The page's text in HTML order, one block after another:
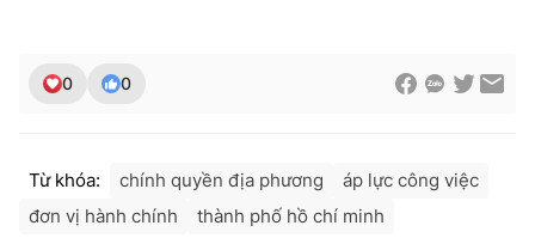
0 0
Từ khóa: chính quyền địa phương
áp lực công việc
đơn vị hành chính
thành phố hồ chí minh